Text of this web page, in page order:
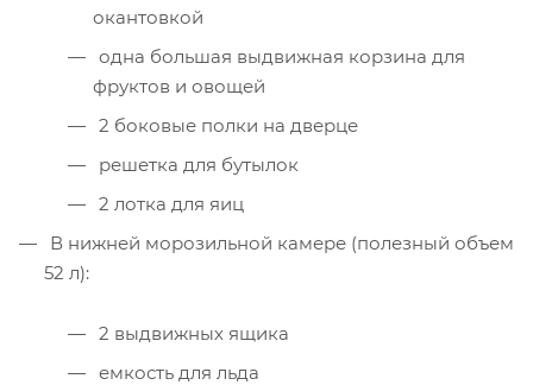
окантовкой
одна большая выдвижная корзина для
фруктов и овощей
2 боковые полки на дверце
решетка для бутылок
2 лотка для яиц
В нижней морозильной камере (полезный объем
52 л):
2 выдвижных ящика
емкость для льда